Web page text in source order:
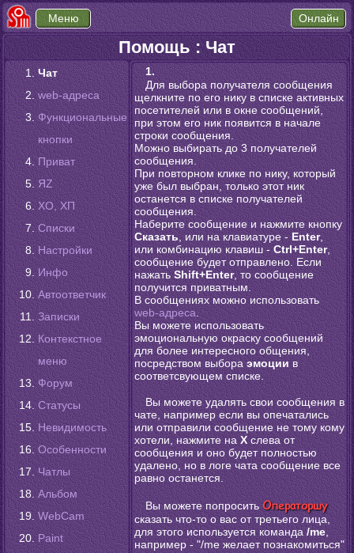
Помощь : Чат
Чат
web-адреса
Функциональные
кнопки
Приват
ЯZ
XО, XП
Списки
Настройки
Инфо
Автоответчик
Записки
Контекстное
меню
Форум
Статусы
Невидимость
Особенности
Чатлы
Альбом
WebCam
Paint
1.
Для выбора получателя сообщения
щелкните по его нику в списке активных
посетителей или в окне сообщений,
при этом его ник появится в начале
строки сообщения.
Можно выбирать до 3 получателей
сообщения.
При повторном клике по нику, который
уже был выбран, только этот ник
останется в списке получателей
сообщения.
Наберите сообщение и нажмите кнопку
Сказать, или на клавиатуре - Enter,
или комбинацию клавиш -Ctrl+Enter,
сообщение будет отправлено. Если
нажатьShift+Enter, то сообщение
получится приватным.
В сообщениях можно использовать
web-адреса.
Вы можете использовать
эмоциональную окраску сообщений
для более интересного общения,
посредством выбораэмоциив
соответсвующем списке.
Вы можете удалять свои сообщения в
чате, например если вы опечатались
или отправили сообщение не тому кому
хотели, нажмите наXслева от
сообщения и оно будет полностью
удалено, но в логе чата сообщение все
равно останется.
Вы можете попроситьОператоршу
сказать что-то о вас от третьего лица,
для этого используется команда/me,
например - "/me желает познакомиться"